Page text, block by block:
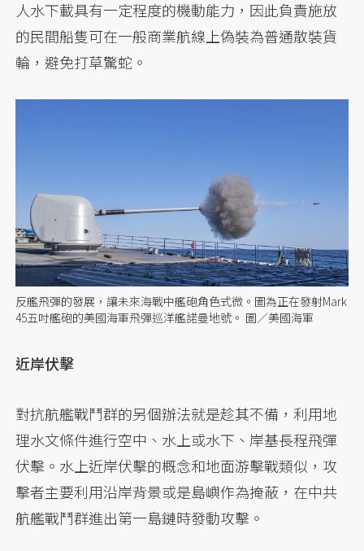
人水下載具有一定程度的機動能力，因此負責施放
的民間船隻可在一般商業航線上偽裝為普通散裝貨
輪，避免打草驚蛇。
反艦飛彈的發展，讓未來海戰中艦砲角色式微。圖為正在發射Mark
45五吋艦砲的美國海軍飛彈巡洋艦諾曼地號。 圖／美國海軍
近岸伏擊
對抗航艦戰鬥群的另個辦法就是趁其不備，利用地
理水文條件進行空中、水上或水下、岸基長程飛彈
伏擊。水上近岸伏擊的概念和地面游擊戰類似，攻
擊者主要利用沿岸背景或是島嶼作為掩蔽，在中共
航艦戰鬥群進出第一島鏈時發動攻擊。